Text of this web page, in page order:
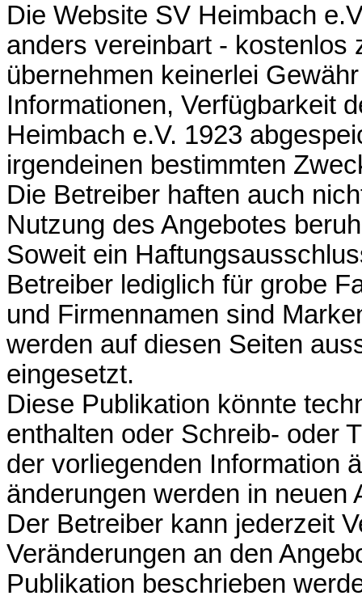
Die Website SV Heimbach
anders vereinbart - kostenlos
übernehmen keinerlei
Informationen, Verfügbarkeit
Heimbach e.V. 1923
irgendeinen bestimmten
Die Betreiber haften auch
Nutzung des Angebotes
Soweit ein
Betreiber lediglich für grobe
und Firmennamen sind
werden auf diesen Seiten
eingesetzt.
Diese Publikation könnte
enthalten oder Schreib- oder
der vorliegenden Information
änderungen werden in neuen
Der Betreiber kann jederzeit
Veränderungen an den
Publikation beschrieben